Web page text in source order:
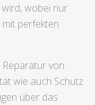
wobei nur
perfekten
von
wie auch Schutz
über das